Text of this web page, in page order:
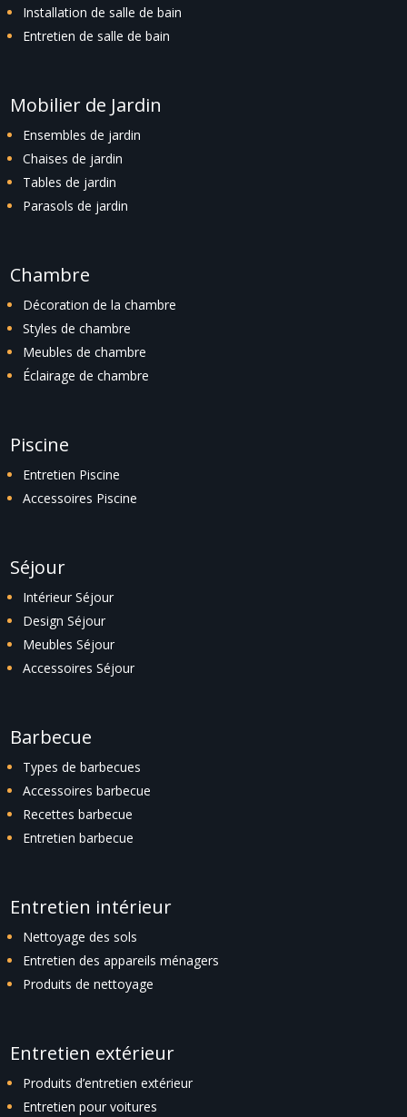
Installation de salle de bain
Entretien de salle de bain
Mobilier de Jardin
Ensembles de jardin
Chaises de jardin
Tables de jardin
Parasols de jardin
Chambre
Décoration de la chambre
Styles de chambre
Meubles de chambre
Éclairage de chambre
Piscine
Entretien Piscine
Accessoires Piscine
Séjour
Intérieur Séjour
Design Séjour
Meubles Séjour
Accessoires Séjour
Barbecue
Types de barbecues
Accessoires barbecue
Recettes barbecue
Entretien barbecue
Entretien intérieur
Nettoyage des sols
Entretien des appareils ménagers
Produits de nettoyage
Entretien extérieur
Produits d’entretien extérieur
Entretien pour voitures